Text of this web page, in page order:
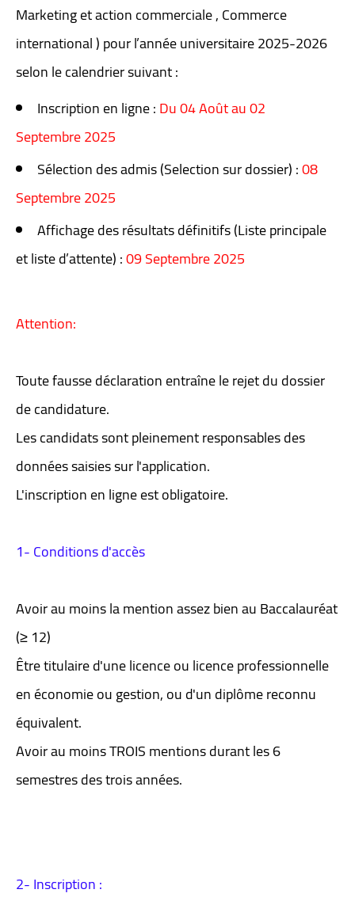
Marketing et action commerciale , Commerce
international ) pour l’année universitaire 2025-2026
selon le calendrier suivant :
Inscription en ligne :Du 04 Août au 02
Septembre 2025
Sélection des admis (Selection sur dossier) :08
Septembre 2025
Affichage des résultats définitifs (Liste principale
et liste d’attente) :09 Septembre 2025
Attention:
Toute fausse déclaration entraîne le rejet du dossier
de candidature.
Les candidats sont pleinement responsables des
données saisies sur l'application.
L'inscription en ligne est obligatoire.
1- Conditions d'accès
Avoir au moins la mention assez bien au Baccalauréat
(≥ 12)
Être titulaire d'une licence ou licence professionnelle
en économie ou gestion, ou d'un diplôme reconnu
équivalent.
Avoir au moins TROIS mentions durant les 6
semestres des trois années.
2- Inscription :